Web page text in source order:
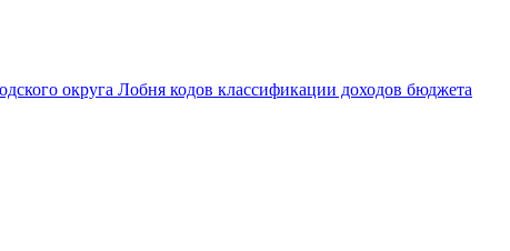
округа Лобня кодов классификации доходов бюджета